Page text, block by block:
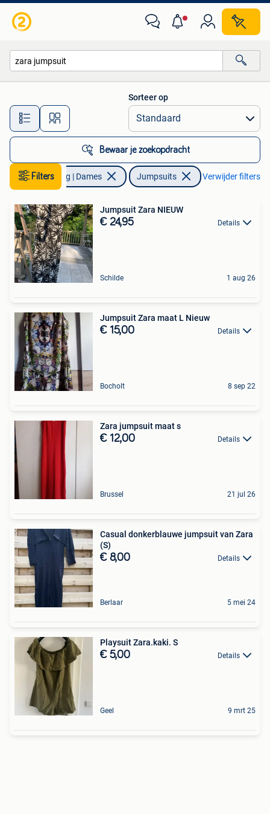
Alle afstanden…
Sorteer op
Bewaar je zoekopdracht
FiltersKleding | Dames Jumpsuits Verwijder filters
Jumpsuit Zara NIEUW
€ 24,95 Details
Schilde 1 aug 26
Jumpsuit Zara maat L Nieuw
€ 15,00 Details
Bocholt 8 sep 22
Zara jumpsuit maat s
€ 12,00 Details
Brussel 21 jul 26
Casual donkerblauwe jumpsuit van Zara
(S)
€ 8,00 Details
Berlaar 5 mei 24
Playsuit Zara.kaki. S
€ 5,00 Details
Geel 9 mrt 25